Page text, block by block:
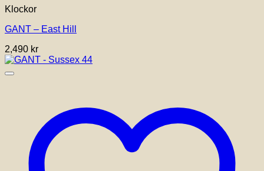
Klockor
GANT – East Hill
2,490 kr